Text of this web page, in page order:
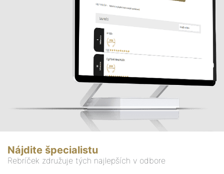
Nájdite špecialistu
Rebríček združuje tých najlepších v odbore